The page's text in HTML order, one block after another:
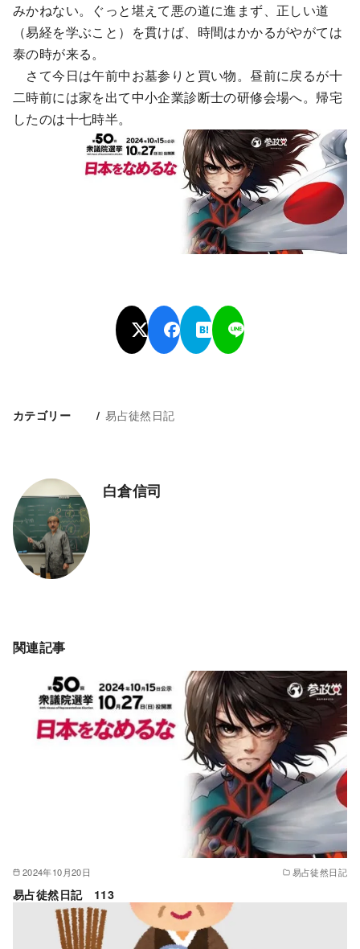
みかねない。ぐっと堪えて悪の道に進まず、正しい道
（易経を学ぶこと）を貫けば、時間はかかるがやがては
泰の時が来る。
さて今日は午前中お墓参りと買い物。昼前に戻るが十
二時前には家を出て中小企業診断士の研修会場へ。帰宅
したのは十七時半。
カテゴリー 易占徒然日記
白倉信司
関連記事
2024年10月20日 易占徒然日記
易占徒然日記 113